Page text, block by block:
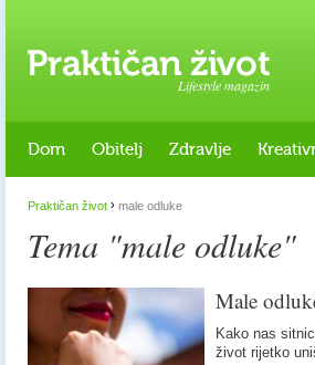
Lifestyle magazin
Dom Obitelj Zdravlje
Praktičan život › male odluke
Tema "male odluke"
Male
Kako nas
život rijetko